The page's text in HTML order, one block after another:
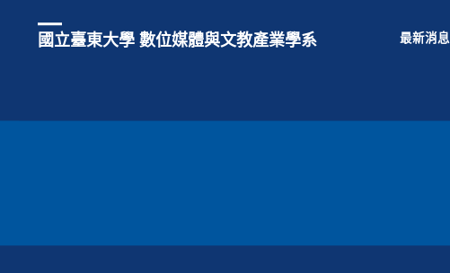
國立臺東大學 數位媒體與文教產業學系 最新消息